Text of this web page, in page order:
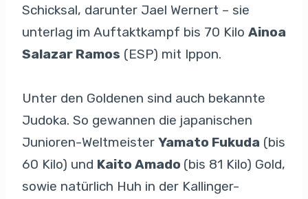
Schicksal, darunter Jael Wernert – sie
unterlag im Auftaktkampf bis 70 Kilo Ainoa
Salazar Ramos (ESP) mit Ippon.
Unter den Goldenen sind auch bekannte
Judoka. So gewannen die japanischen
Junioren-Weltmeister Yamato Fukuda (bis
60 Kilo) und Kaito Amado (bis 81 Kilo) Gold,
sowie natürlich Huh in der Kallinger-